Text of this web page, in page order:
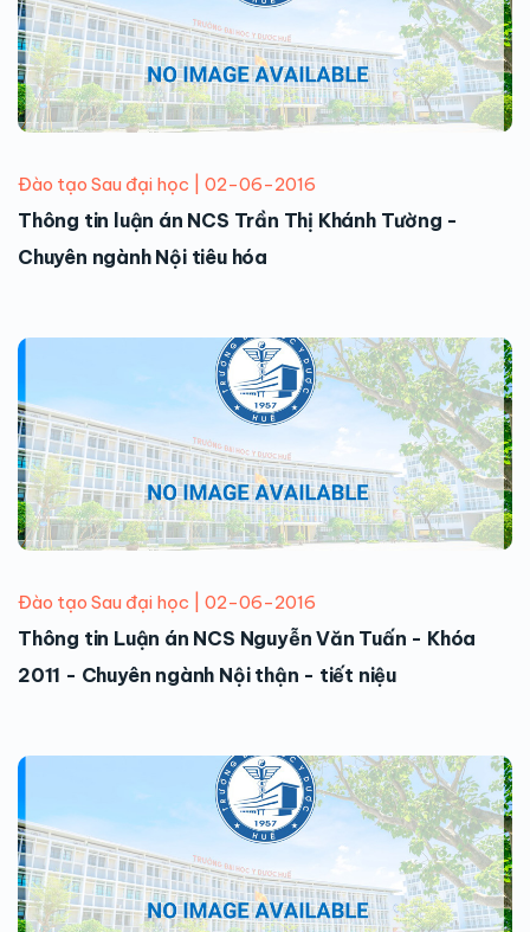
Đào tạo Sau đại học | 02-06-2016
Thông tin luận án NCS Trần Thị Khánh Tường -
Chuyên ngành Nội tiêu hóa
Đào tạo Sau đại học | 02-06-2016
Thông tin Luận án NCS Nguyễn Văn Tuấn - Khóa
2011 - Chuyên ngành Nội thận - tiết niệu